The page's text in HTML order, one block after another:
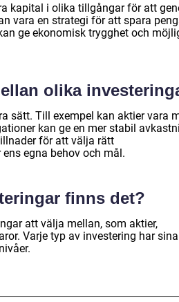
kapital i olika tillgångar för att
vara en strategi för att spara
ge ekonomisk trygghet och
olika
sätt. Till exempel kan aktier vara
kan ge en mer stabil
för att välja rätt
egna behov och mål.
finns det?
att välja mellan, som aktier,
Varje typ av investering har sina